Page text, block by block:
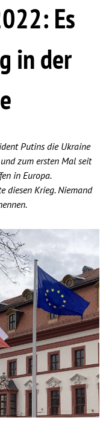
Es
in der
Putins die Ukraine
zum ersten Mal seit
in Europa.
diesen Krieg. Niemand